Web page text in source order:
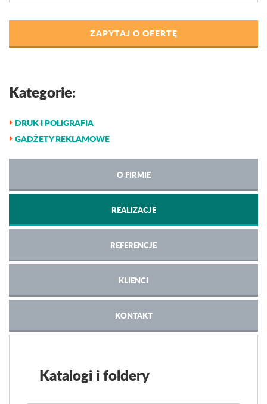
ZAPYTAJ O OFERTĘ
Kategorie:
DRUK I POLIGRAFIA
GADŻETY REKLAMOWE
O FIRMIE
REALIZACJE
REFERENCJE
KLIENCI
KONTAKT
Katalogi i foldery